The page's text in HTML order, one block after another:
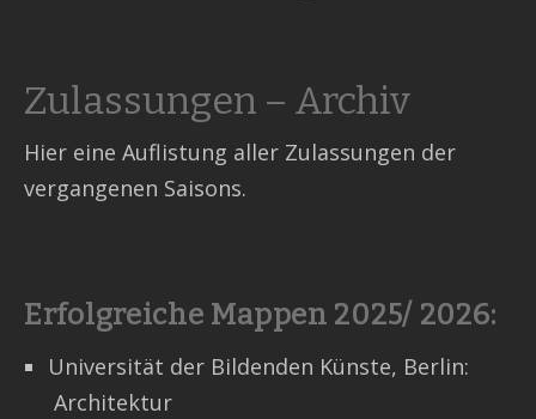
Erfolge
Linktipps
Kontakt
Zulassungen – Archiv
Hier eine Auflistung aller Zulassungen der
vergangenen Saisons.
Erfolgreiche Mappen 2025/ 2026:
Universität der Bildenden Künste, Berlin:
Architektur